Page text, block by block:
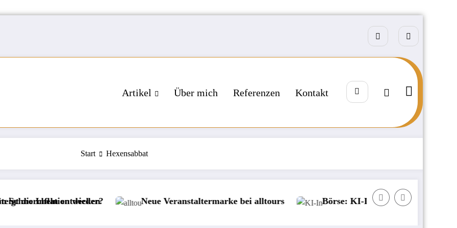
Artikel Über mich Referenzen Kontakt
Start Hexensabbat
entdecken
wieder? Neue Veranstaltermarke bei alltours Börse: KI-Investoren zwischen Gier und